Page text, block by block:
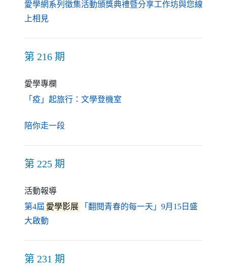
愛學網系列徵集活動頒獎典禮暨分享工作坊與您線
上相見
第 216 期
愛學專欄
「疫」起旅行：文學登機室
陪你走一段（另開新視窗）
第 225 期
活動報導
第4屆 愛學影展
「翻閱青春的每一天」9月15日盛
大啟動
第 231 期